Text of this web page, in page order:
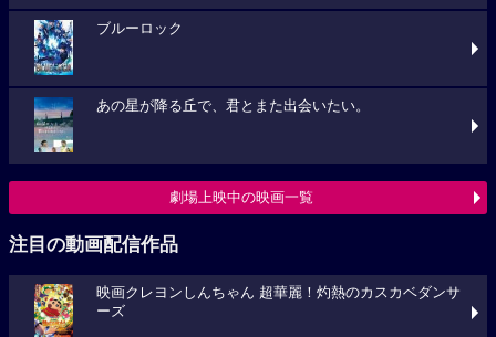
ブルーロック
あの星が降る丘で、君とまた出会いたい。
劇場上映中の映画一覧
注目の動画配信作品
映画クレヨンしんちゃん 超華麗！灼熱のカスカベダンサ
ーズ